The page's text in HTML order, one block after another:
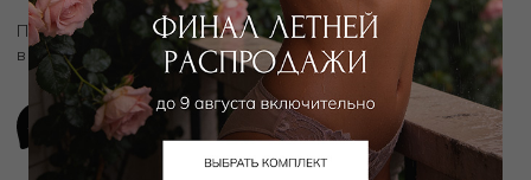
Подключите личного ассистента "Дикой Орхидеи"
в удобном мессенджере